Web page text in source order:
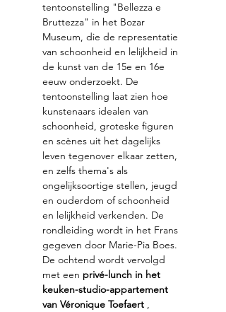
tentoonstelling "Bellezza e
Bruttezza" in het Bozar
Museum, die de representatie
van schoonheid en lelijkheid in
de kunst van de 15e en 16e
eeuw onderzoekt. De
tentoonstelling laat zien hoe
kunstenaars idealen van
schoonheid, groteske figuren
en scènes uit het dagelijks
leven tegenover elkaar zetten,
en zelfs thema's als
ongelijksoortige stellen, jeugd
en ouderdom of schoonheid
en lelijkheid verkenden. De
rondleiding wordt in het Frans
gegeven door Marie-Pia Boes.
De ochtend wordt vervolgd
met een privé-lunch in het
keuken-studio-appartement
van Véronique Toefaert ,